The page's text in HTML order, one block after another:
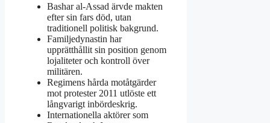
Bashar al-Assad ärvde makten
efter sin fars död, utan
traditionell politisk bakgrund.
Familjedynastin har
upprätthållit sin position genom
lojaliteter och kontroll över
militären.
Regimens hårda motåtgärder
mot protester 2011 utlöste ett
långvarigt inbördeskrig.
Internationella aktörer som